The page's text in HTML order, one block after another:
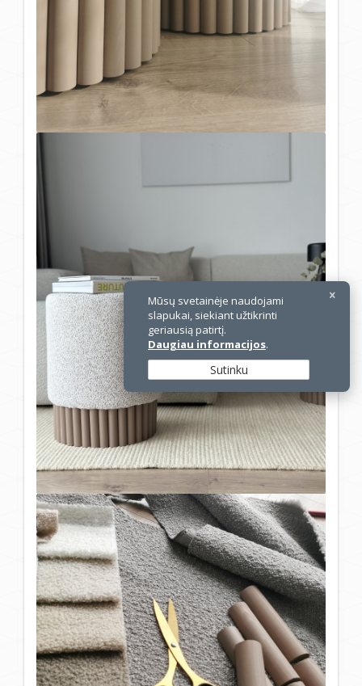
Mūsų svetainėje naudojami
slapukai, siekiant užtikrinti
geriausią patirtį.
Daugiau informacijos.
Sutinku